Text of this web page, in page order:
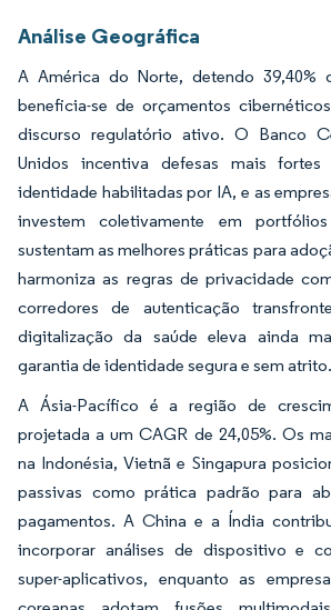
Análise Geográfica
A América do Norte, detendo 39,40%
beneficia-se de orçamentos
discurso regulatório ativo. O Banco
Unidos incentiva defesas mais
identidade habilitadas por IA, e as
investem coletivamente em
sustentam as melhores práticas para
harmoniza as regras de privacidade
corredores de autenticação
digitalização da saúde eleva ainda
garantia de identidade segura e sem atrito.
A Ásia-Pacífico é a região de
projetada a um CAGR de 24,05%. Os
na Indonésia, Vietnã e Singapura
passivas como prática padrão para
pagamentos. A China e a Índia
incorporar análises de dispositivo e
super-aplicativos, enquanto as